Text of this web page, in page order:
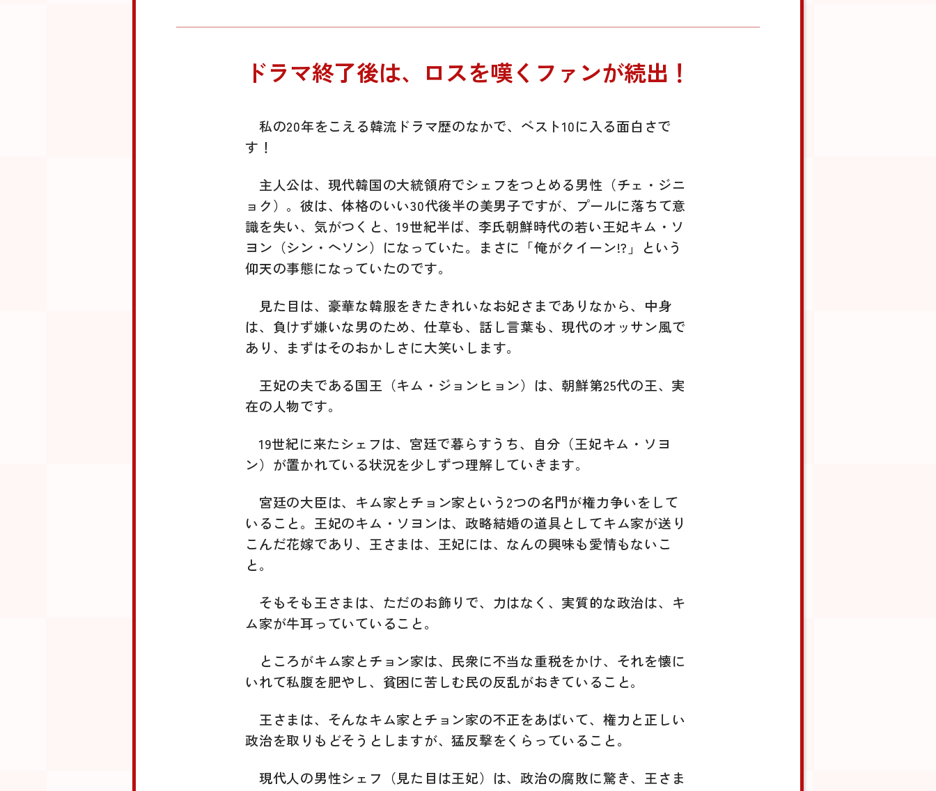
ドラマ終了後は、ロスを嘆くファンが続出！
私の20年をこえる韓流ドラマ歴のなかで、ベスト10に入る面白さで
す！
主人公は、現代韓国の大統領府でシェフをつとめる男性（チェ・ジニ
ョク）。彼は、体格のいい30代後半の美男子ですが、プールに落ちて意
識を失い、気がつくと、19世紀半ば、李氏朝鮮時代の若い王妃キム・ソ
ヨン（シン・ヘソン）になっていた。まさに「俺がクイーン!?」という
仰天の事態になっていたのです。
見た目は、豪華な韓服をきたきれいなお妃さまでありなから、中身
は、負けず嫌いな男のため、仕草も、話し言葉も、現代のオッサン風で
あり、まずはそのおかしさに大笑いします。
王妃の夫である国王（キム・ジョンヒョン）は、朝鮮第25代の王、実
在の人物です。
19世紀に来たシェフは、宮廷で暮らすうち、自分（王妃キム・ソヨ
ン）が置かれている状況を少しずつ理解していきます。
宮廷の大臣は、キム家とチョン家という2つの名門が権力争いをして
いること。王妃のキム・ソヨンは、政略結婚の道具としてキム家が送り
こんだ花嫁であり、王さまは、王妃には、なんの興味も愛情もないこ
と。
そもそも王さまは、ただのお飾りで、力はなく、実質的な政治は、キ
ム家が牛耳っていていること。
ところがキム家とチョン家は、民衆に不当な重税をかけ、それを懐に
いれて私腹を肥やし、貧困に苦しむ民の反乱がおきていること。
王さまは、そんなキム家とチョン家の不正をあばいて、権力と正しい
政治を取りもどそうとしますが、猛反撃をくらっていること。
現代人の男性シェフ（見た目は王妃）は、政治の腐敗に驚き、王さま